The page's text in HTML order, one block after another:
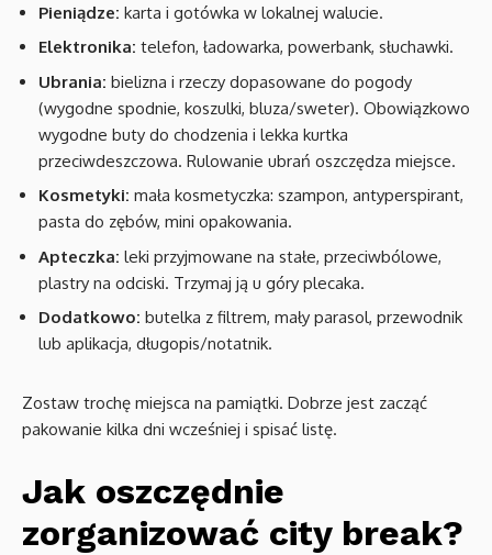
Pieniądze: karta i gotówka w lokalnej walucie.
Elektronika: telefon, ładowarka, powerbank, słuchawki.
Ubrania: bielizna i rzeczy dopasowane do pogody
(wygodne spodnie, koszulki, bluza/sweter). Obowiązkowo
wygodne buty do chodzenia i lekka kurtka
przeciwdeszczowa. Rulowanie ubrań oszczędza miejsce.
Kosmetyki: mała kosmetyczka: szampon, antyperspirant,
pasta do zębów, mini opakowania.
Apteczka: leki przyjmowane na stałe, przeciwbólowe,
plastry na odciski. Trzymaj ją u góry plecaka.
Dodatkowo: butelka z filtrem, mały parasol, przewodnik
lub aplikacja, długopis/notatnik.
Zostaw trochę miejsca na pamiątki. Dobrze jest zacząć
pakowanie kilka dni wcześniej i spisać listę.
Jak oszczędnie
zorganizować city break?